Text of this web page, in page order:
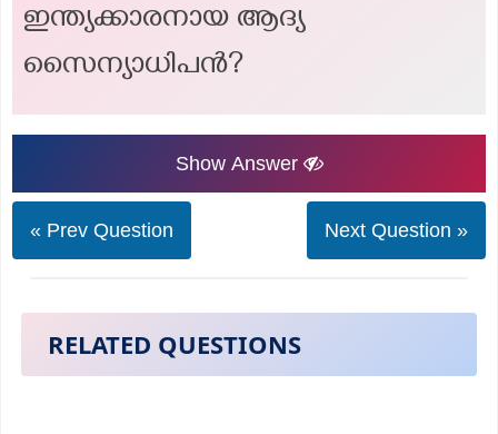
ഇന്ത്യക്കാരനായ ആദ്യ
സൈന്യാധിപൻ?
Show Answer
« Prev Question Next Question »
RELATED QUESTIONS